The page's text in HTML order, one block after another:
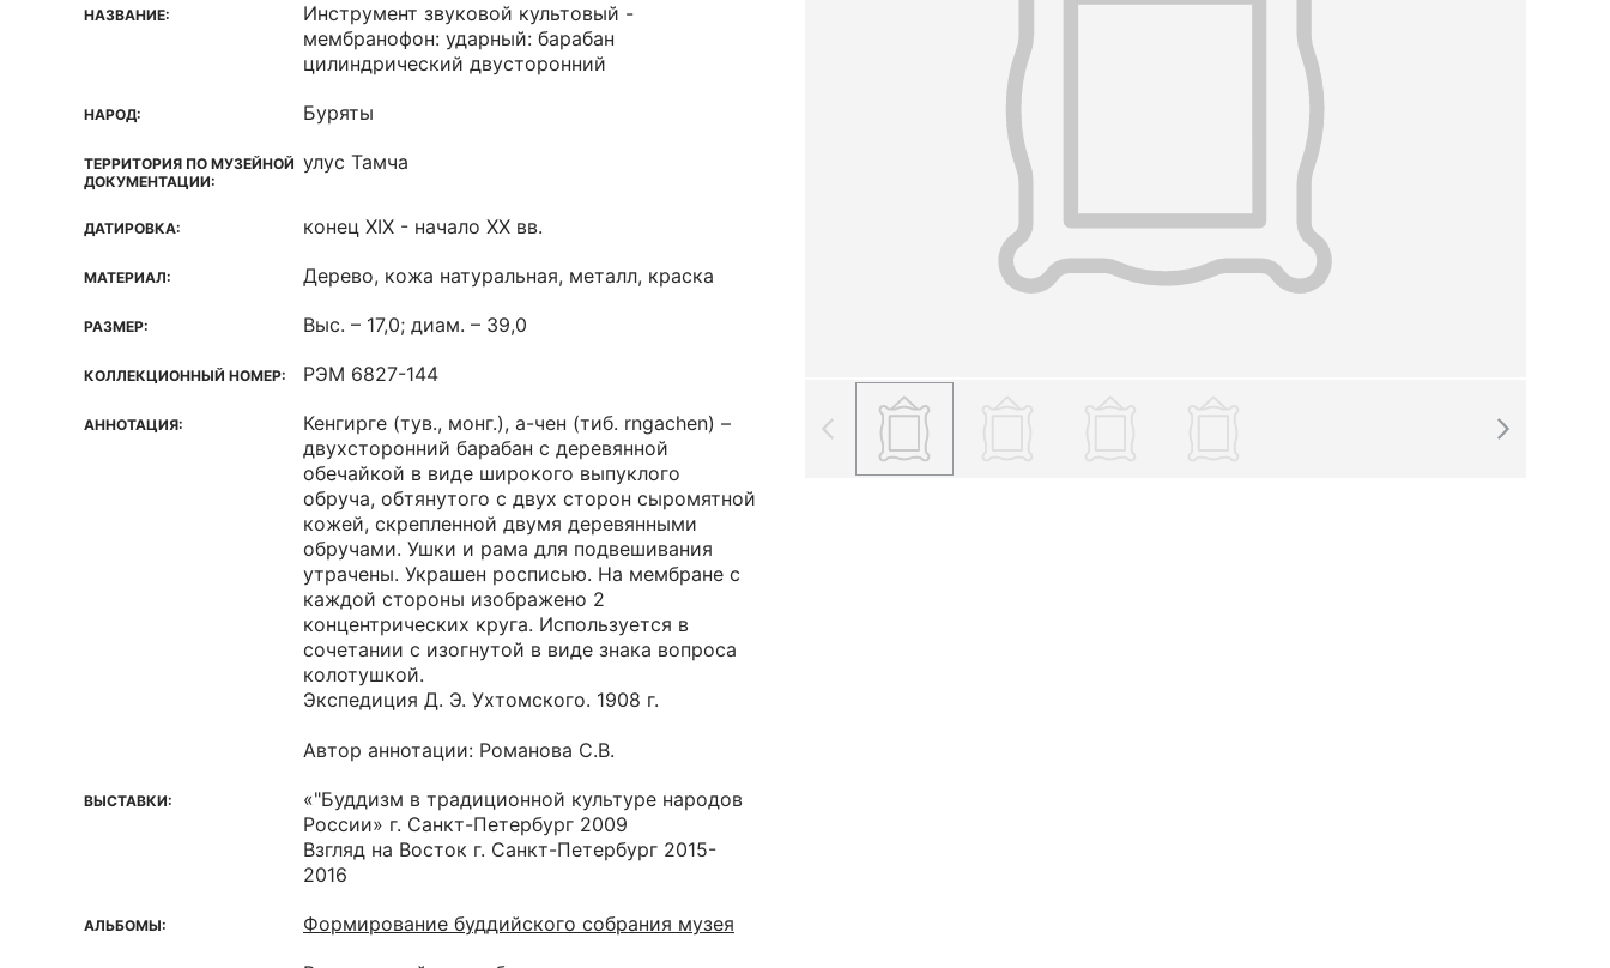
НАЗВАНИЕ:
Инструмент звуковой культовый -
мембранофон: ударный: барабан
цилиндрический двусторонний
НАРОД: Буряты
ТЕРРИТОРИЯ ПО МУЗЕЙНОЙ
ДОКУМЕНТАЦИИ:
улус Тамча
ДАТИРОВКА: конец XIX - начало ХХ вв.
МАТЕРИАЛ: Дерево, кожа натуральная, металл, краска
РАЗМЕР: Выс. – 17,0; диам. – 39,0
КОЛЛЕКЦИОННЫЙ НОМЕР: РЭМ 6827-144
АННОТАЦИЯ:
Кенгирге (тув., монг.), а-чен (тиб. rngachen) –
двухсторонний барабан с деревянной
обечайкой в виде широкого выпуклого
обруча, обтянутого с двух сторон сыромятной
кожей, скрепленной двумя деревянными
обручами. Ушки и рама для подвешивания
утрачены. Украшен росписью. На мембране с
каждой стороны изображено 2
концентрических круга. Используется в
сочетании с изогнутой в виде знака вопроса
колотушкой.
Экспедиция Д. Э. Ухтомского. 1908 г.
Автор аннотации: Романова С.В.
ВЫСТАВКИ:
«"Буддизм в традиционной культуре народов
России» г. Санкт-Петербург 2009
Взгляд на Восток г. Санкт-Петербург 2015-
2016
АЛЬБОМЫ: Формирование буддийского собрания музея